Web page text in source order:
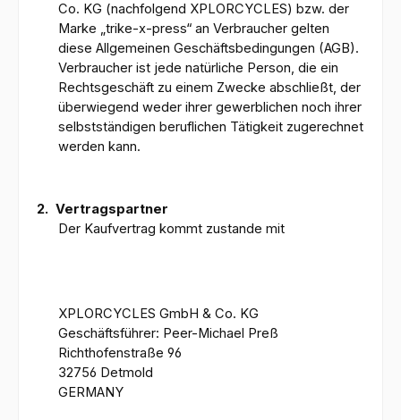
Co. KG (nachfolgend XPLORCYCLES) bzw. der
Marke „trike-x-press“ an Verbraucher gelten
diese Allgemeinen Geschäftsbedingungen (AGB).
Verbraucher ist jede natürliche Person, die ein
Rechtsgeschäft zu einem Zwecke abschließt, der
überwiegend weder ihrer gewerblichen noch ihrer
selbstständigen beruflichen Tätigkeit zugerechnet
werden kann.
2. Vertragspartner
Der Kaufvertrag kommt zustande mit
XPLORCYCLES GmbH & Co. KG
Geschäftsführer: Peer-Michael Preß
Richthofenstraße 96
32756 Detmold
GERMANY